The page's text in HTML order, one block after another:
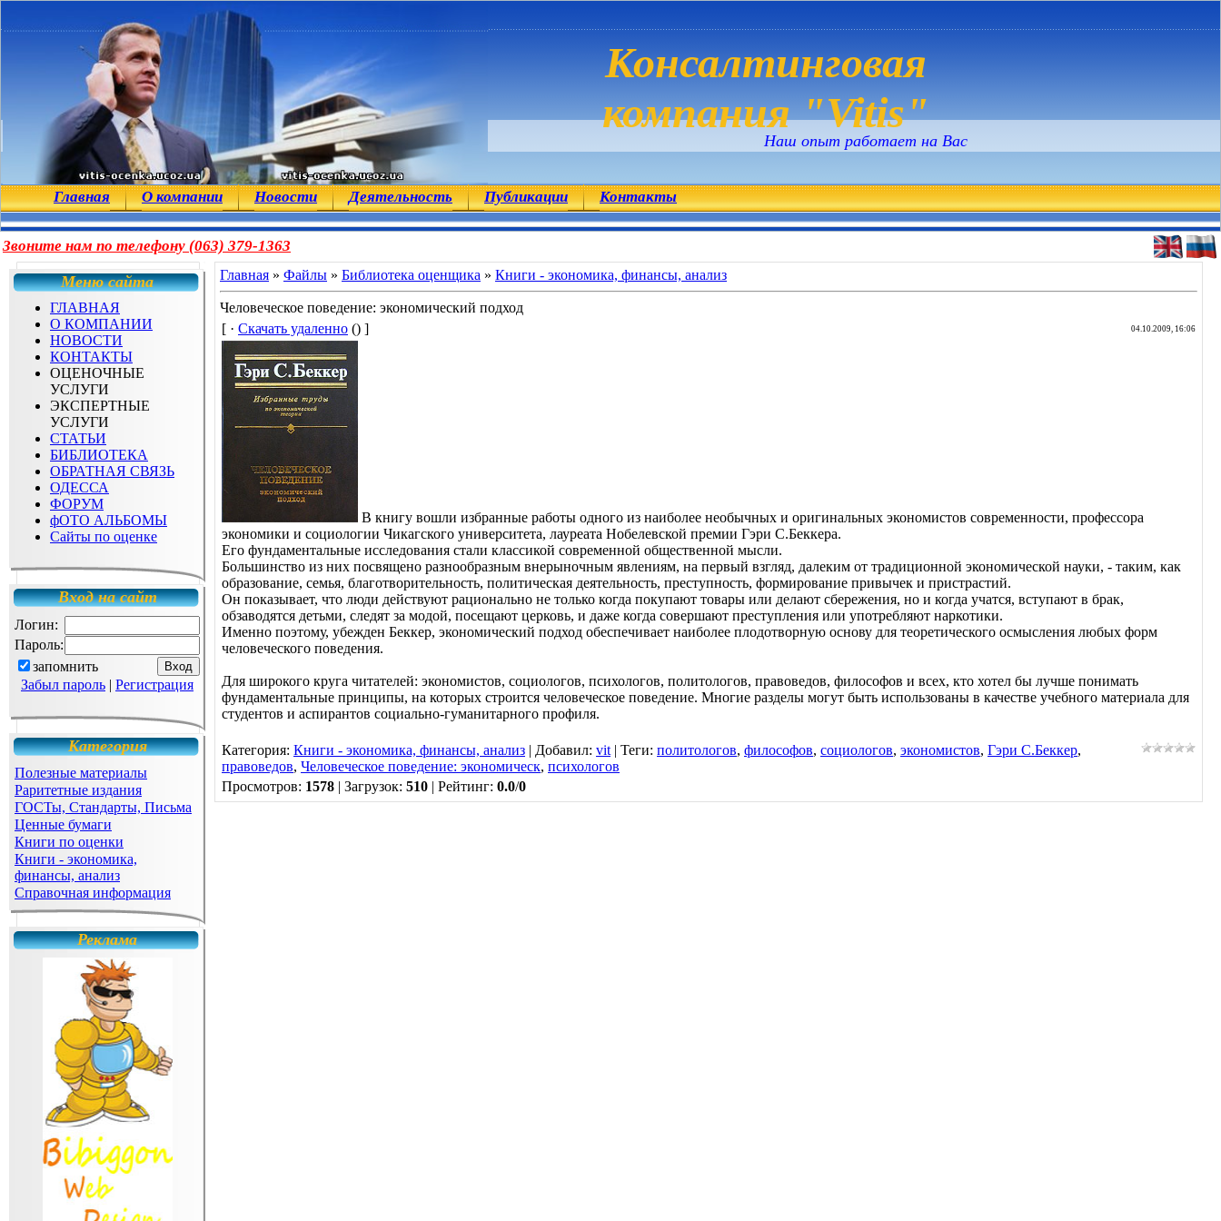
Консалтинговая
компания "Vitis"
Наш опыт работает на Вас
Главная О компании Новости Деятельность Публикации Контакты
Звоните нам по телефону (063) 379-1363
Меню сайта
ГЛАВНАЯ
О КОМПАНИИ
НОВОСТИ
КОНТАКТЫ
ОЦЕНОЧНЫЕ
УСЛУГИ
ЭКСПЕРТНЫЕ
УСЛУГИ
СТАТЬИ
БИБЛИОТЕКА
ОБРАТНАЯ СВЯЗЬ
ОДЕССА
ФОРУМ
фОТО АЛЬБОМЫ
Сайты по оценке
Вход на сайт
Логин:
Пароль:
запомнить
Забыл пароль | Регистрация
Категория
Полезные материалы
Раритетные издания
ГОСТы, Стандарты, Письма
Ценные бумаги
Книги по оценки
Книги - экономика,
финансы, анализ
Справочная информация
Реклама
Главная » Файлы » Библиотека оценщика » Книги - экономика, финансы, анализ
Человеческое поведение: экономический подход
[ · Скачать удаленно () ] 04.10.2009, 16:06
В книгу вошли избранные работы одного из наиболее необычных и оригинальных экономистов современности, профессора
экономики и социологии Чикагского университета, лауреата Нобелевской премии Гэри С.Беккера.
Его фундаментальные исследования стали классикой современной общественной мысли.
Большинство из них посвящено разнообразным внерыночным явлениям, на первый взгляд, далеким от традиционной экономической науки, - таким, как
образование, семья, благотворительность, политическая деятельность, преступность, формирование привычек и пристрастий.
Он показывает, что люди действуют рационально не только когда покупают товары или делают сбережения, но и когда учатся, вступают в брак,
обзаводятся детьми, следят за модой, посещают церковь, и даже когда совершают преступления или употребляют наркотики.
Именно поэтому, убежден Беккер, экономический подход обеспечивает наиболее плодотворную основу для теоретического осмысления любых форм
человеческого поведения.
Для широкого круга читателей: экономистов, социологов, психологов, политологов, правоведов, философов и всех, кто хотел бы лучше понимать
фундаментальные принципы, на которых строится человеческое поведение. Многие разделы могут быть использованы в качестве учебного материала для
студентов и аспирантов социально-гуманитарного профиля.
Категория: Книги - экономика, финансы, анализ | Добавил: vit | Теги: политологов, философов, социологов, экономистов, Гэри С.Беккер,
правоведов, Человеческое поведение: экономическ, психологов
Просмотров: 1578 | Загрузок: 510 | Рейтинг: 0.0/0